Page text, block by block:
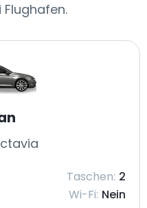
Flughafen.
Taschen: 2
Wi-Fi: Nein